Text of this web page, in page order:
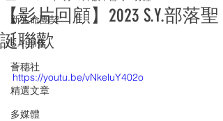
新生命團契
S.Y.部落
薈穗社
精選文章
多媒體
【影片回顧】2023 S.Y.部落聖
誕聯歡
https://youtu.be/vNkeluY402o